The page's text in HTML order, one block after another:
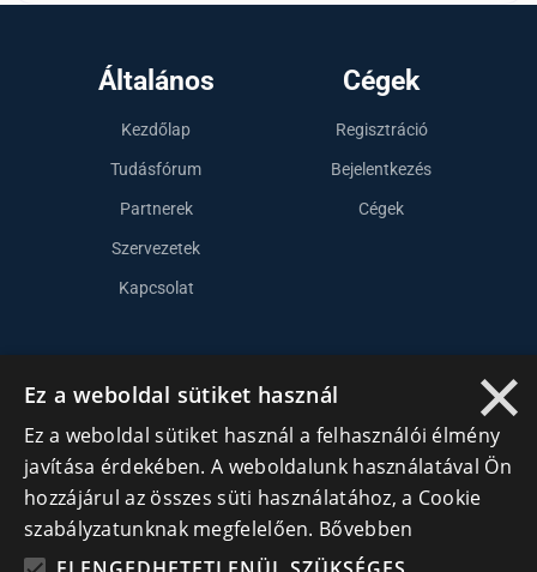
Általános
Kezdőlap
Tudásfórum
Partnerek
Szervezetek
Kapcsolat
Cégek
Regisztráció
Bejelentkezés
Cégek
+40 740 856 970
×
Ez a weboldal sütiket használ
Ez a weboldal sütiket használ a felhasználói élmény
javítása érdekében. A weboldalunk használatával Ön
hozzájárul az összes süti használatához, a Cookie
szabályzatunknak megfelelően. Bővebben